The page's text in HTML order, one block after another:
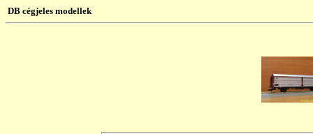
DB cégjeles modellek